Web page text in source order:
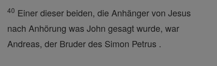
40 Einer dieser beiden, die Anhänger von Jesus
nach Anhörung was John gesagt wurde, war
Andreas, der Bruder des Simon Petrus .